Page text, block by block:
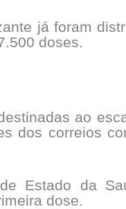
já foram
doses.
ao
dos correios
Estado da
dose.